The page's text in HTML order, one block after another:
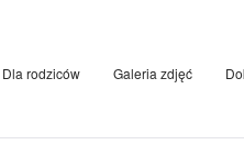
Dla rodziców Galeria zdjęć